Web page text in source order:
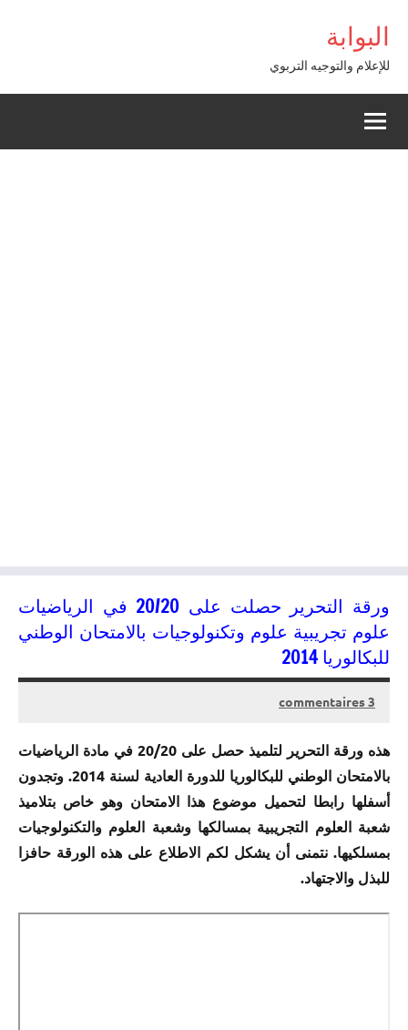
contenu
البوابة
للإعلام والتوجيه التربوي
ورقة التحرير حصلت على 20/20 في الرياضيات
علوم تجريبية علوم وتكنولوجيات بالامتحان الوطني
للبكالوريا 2014
11/05/2015
kamal
3 commentaires
هذه ورقة التحرير لتلميذ حصل على 20/20 في مادة الرياضيات
بالامتحان الوطني للبكالوريا للدورة العادية لسنة 2014. وتجدون
أسفلها رابطا لتحميل موضوع هذا الامتحان وهو خاص بتلاميذ
شعبة العلوم التجريبية بمسالكها وشعبة العلوم والتكنولوجيات
بمسلكيها. نتمنى أن يشكل لكم الاطلاع على هذه الورقة حافزا
للبذل والاجتهاد.